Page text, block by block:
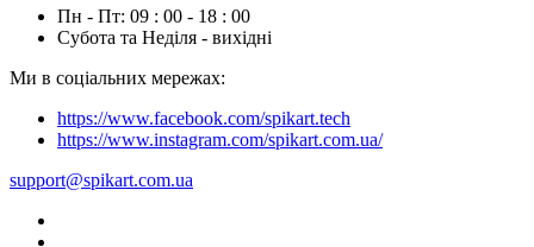
Пн - Пт: 09 : 00 - 18 : 00
Субота та Неділя - вихідні
Ми в соціальних мережах:
https://www.facebook.com/spikart.tech
https://www.instagram.com/spikart.com.ua/
support@spikart.com.ua